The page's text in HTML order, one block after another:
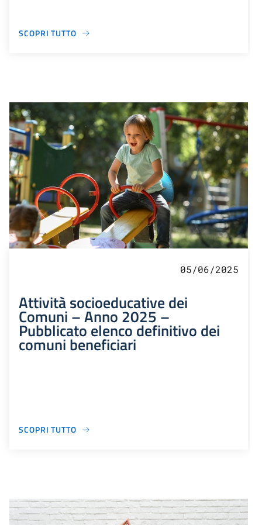
SCOPRI TUTTO
05/06/2025
Attività socioeducative dei
Comuni – Anno 2025 –
Pubblicato elenco definitivo dei
comuni beneficiari
SCOPRI TUTTO